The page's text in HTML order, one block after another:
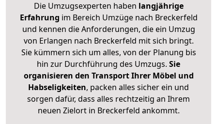
Die Umzugsexperten haben langjährige
Erfahrung im Bereich Umzüge nach Breckerfeld
und kennen die Anforderungen, die ein Umzug
von Erlangen nach Breckerfeld mit sich bringt.
Sie kümmern sich um alles, von der Planung bis
hin zur Durchführung des Umzugs. Sie
organisieren den Transport Ihrer Möbel und
Habseligkeiten, packen alles sicher ein und
sorgen dafür, dass alles rechtzeitig an Ihrem
neuen Zielort in Breckerfeld ankommt.